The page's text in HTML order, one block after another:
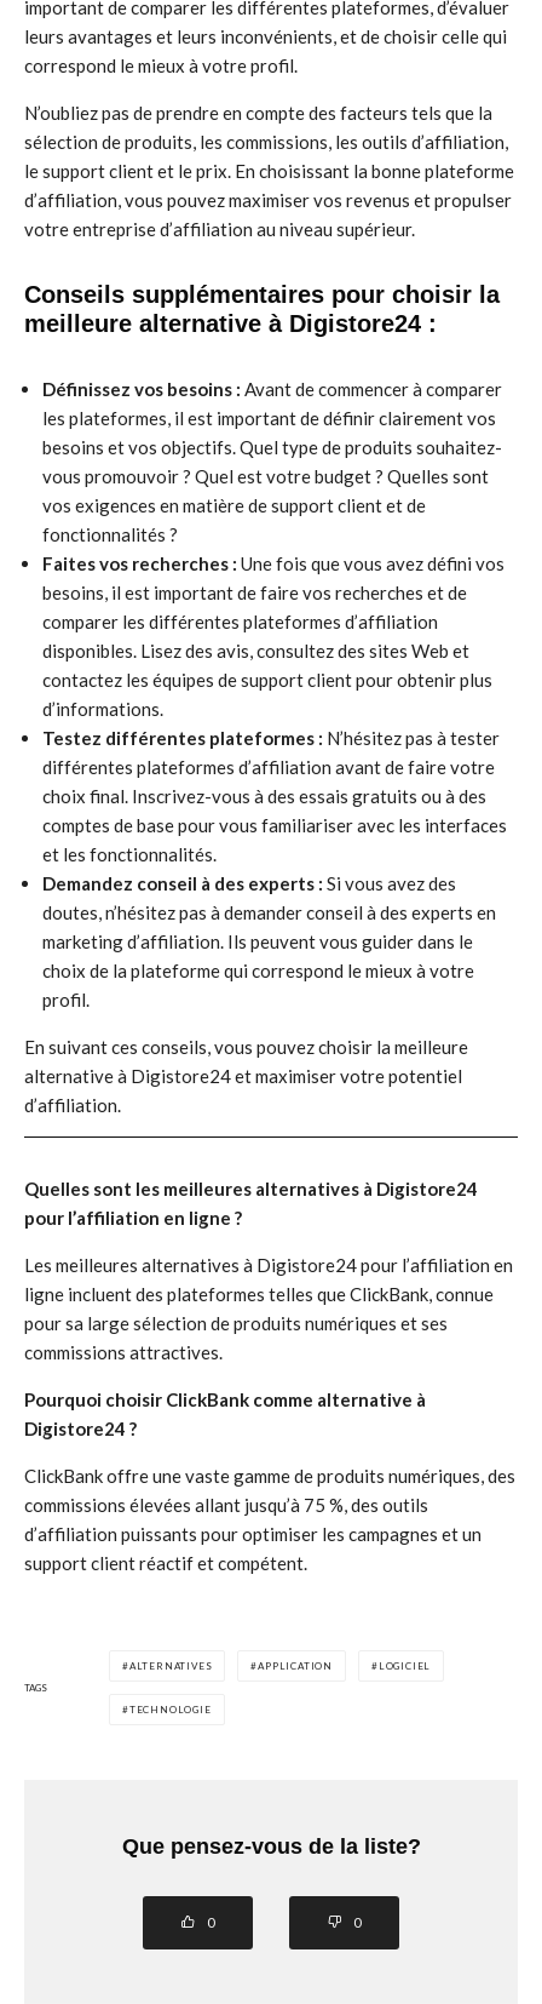
important de comparer les différentes plateformes, d’évaluer
leurs avantages et leurs inconvénients, et de choisir celle qui
correspond le mieux à votre profil.
N’oubliez pas de prendre en compte des facteurs tels que la
sélection de produits, les commissions, les outils d’affiliation,
le support client et le prix. En choisissant la bonne plateforme
d’affiliation, vous pouvez maximiser vos revenus et propulser
votre entreprise d’affiliation au niveau supérieur.
Conseils supplémentaires pour choisir la
meilleure alternative à Digistore24 :
Définissez vos besoins : Avant de commencer à comparer
les plateformes, il est important de définir clairement vos
besoins et vos objectifs. Quel type de produits souhaitez-
vous promouvoir ? Quel est votre budget ? Quelles sont
vos exigences en matière de support client et de
fonctionnalités ?
Faites vos recherches : Une fois que vous avez défini vos
besoins, il est important de faire vos recherches et de
comparer les différentes plateformes d’affiliation
disponibles. Lisez des avis, consultez des sites Web et
contactez les équipes de support client pour obtenir plus
d’informations.
Testez différentes plateformes : N’hésitez pas à tester
différentes plateformes d’affiliation avant de faire votre
choix final. Inscrivez-vous à des essais gratuits ou à des
comptes de base pour vous familiariser avec les interfaces
et les fonctionnalités.
Demandez conseil à des experts : Si vous avez des
doutes, n’hésitez pas à demander conseil à des experts en
marketing d’affiliation. Ils peuvent vous guider dans le
choix de la plateforme qui correspond le mieux à votre
profil.
En suivant ces conseils, vous pouvez choisir la meilleure
alternative à Digistore24 et maximiser votre potentiel
d’affiliation.
Quelles sont les meilleures alternatives à Digistore24
pour l’affiliation en ligne ?
Les meilleures alternatives à Digistore24 pour l’affiliation en
ligne incluent des plateformes telles que ClickBank, connue
pour sa large sélection de produits numériques et ses
commissions attractives.
Pourquoi choisir ClickBank comme alternative à
Digistore24 ?
ClickBank offre une vaste gamme de produits numériques, des
commissions élevées allant jusqu’à 75 %, des outils
d’affiliation puissants pour optimiser les campagnes et un
support client réactif et compétent.
TAGS
ALTERNATIVES APPLICATION LOGICIEL
TECHNOLOGIE
Que pensez-vous de la liste?
0 0